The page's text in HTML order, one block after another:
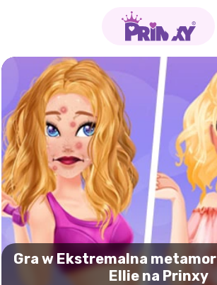
Gra w Ekstremalna
Ellie na Prinxy